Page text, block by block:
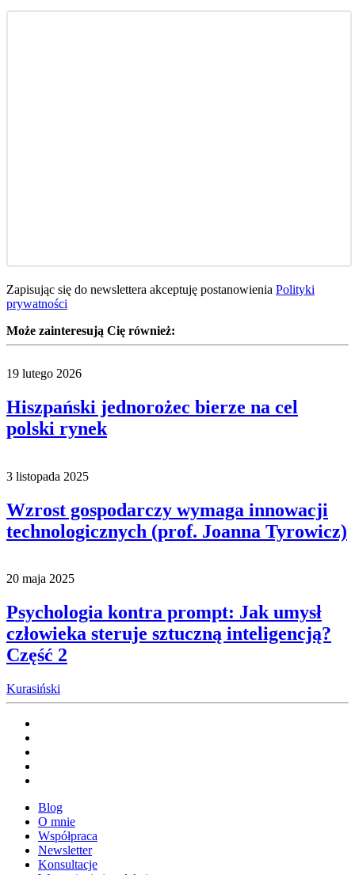
Zapisując się do newslettera akceptuję postanowienia Polityki
prywatności
Może zainteresują Cię również:
19 lutego 2026
Hiszpański jednorożec bierze na cel
polski rynek
3 listopada 2025
Wzrost gospodarczy wymaga innowacji
technologicznych (prof. Joanna Tyrowicz)
20 maja 2025
Psychologia kontra prompt: Jak umysł
człowieka steruje sztuczną inteligencją?
Część 2
Kurasiński
Blog
O mnie
Współpraca
Newsletter
Konsultacje